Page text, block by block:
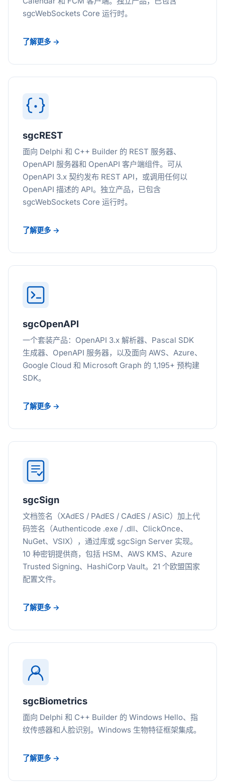
sgcWebSockets Core 运行时。
了解更多 →
sgcREST
面向 Delphi 和 C++ Builder 的 REST 服务器、
OpenAPI 服务器和 OpenAPI 客户端组件。可从
OpenAPI 3.x 契约发布 REST API，或调用任何以
OpenAPI 描述的 API。独立产品，已包含
sgcWebSockets Core 运行时。
了解更多 →
sgcOpenAPI
一个套装产品：OpenAPI 3.x 解析器、Pascal SDK
生成器、OpenAPI 服务器，以及面向 AWS、Azure、
Google Cloud 和 Microsoft Graph 的 1,195+ 预构建
SDK。
了解更多 →
sgcSign
文档签名（XAdES / PAdES / CAdES / ASiC）加上代
码签名（Authenticode .exe / .dll、ClickOnce、
NuGet、VSIX），通过库或 sgcSign Server 实现。
10 种密钥提供商，包括 HSM、AWS KMS、Azure
Trusted Signing、HashiCorp Vault。21 个欧盟国家
配置文件。
了解更多 →
sgcBiometrics
面向 Delphi 和 C++ Builder 的 Windows Hello、指
纹传感器和人脸识别。Windows 生物特征框架集成。
了解更多 →